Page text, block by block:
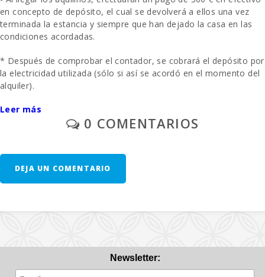
Zona de barbacoa: 1
Ducha exterior:
Cocina : 1
Comedor:
Sala de estar:
Cuna de bebe:
1
en concepto de depósito, el cual se devolverá a ellos una vez
terminada la estancia y siempre que han dejado la casa en las
condiciones acordadas.
* Después de comprobar el contador, se cobrará el depósito por
la electricidad utilizada (sólo si así se acordó en el momento del
alquiler).
- La limpieza final se paga por separado
A solicitud previa: una cuna y una silla alta se proporcionan de
forma gratuita.
Leer más
0 COMENTARIOS
DEJA UN COMENTARIO
Newsletter: